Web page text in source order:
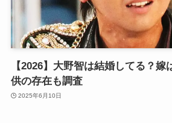
【2026】大野智は結婚してる？
供の存在も調査
2025年6月10日